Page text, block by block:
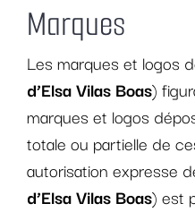
Marques
Les marques et logos
d’Elsa Vilas Boas)
marques et logos
totale ou partielle de
autorisation expresse
d’Elsa Vilas Boas) est